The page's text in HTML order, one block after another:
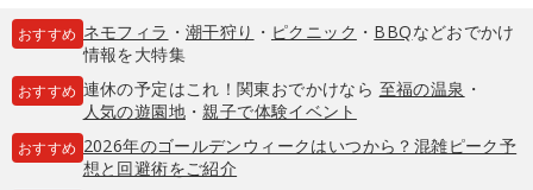
おすすめ ネモフィラ ・ 潮干狩り ・ ピクニック ・ BBQなどおでかけ
情報を大特集
おすすめ 連休の予定はこれ！関東おでかけなら 至福の温泉 ・
人気の遊園地・親子で体験イベント
おすすめ 2026年のゴールデンウィークはいつから？混雑ピーク予
想と回避術をご紹介